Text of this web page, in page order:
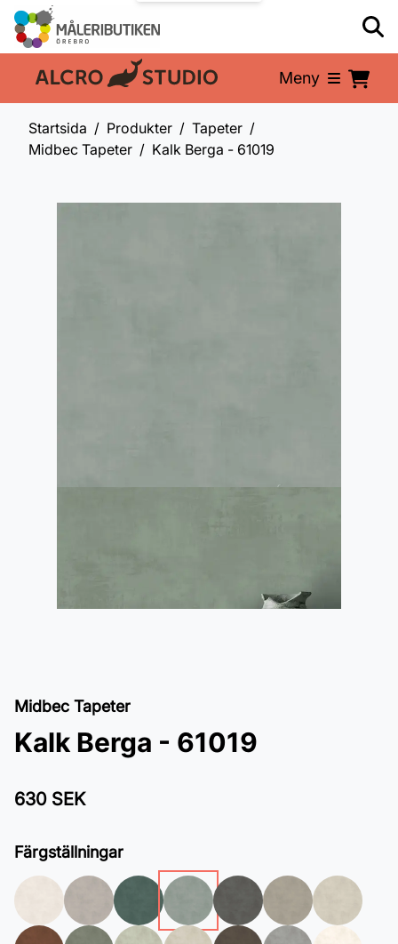
En del av: Meny
Startsida Produkter
Tapeter
Midbec Tapeter
Kalk Berga - 61019
Midbec Tapeter
Kalk Berga - 61019
630 SEK
Färgställningar